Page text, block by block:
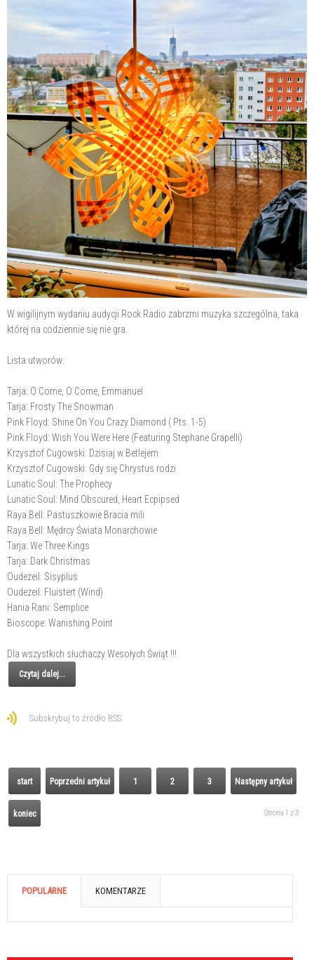
W wigilijnym wydaniu audycji Rock Radio zabrzmi muzyka szczególna, taka
której na codziennie się nie gra.
Lista utworów:
Tarja: O Come, O Come, Emmanuel
Tarja: Frosty The Snowman
Pink Floyd: Shine On You Crazy Diamond ( Pts. 1-5)
Pink Floyd: Wish You Were Here (Featuring Stephane Grapelli)
Krzysztof Cugowski: Dzisiaj w Betlejem
Krzysztof Cugowski: Gdy się Chrystus rodzi
Lunatic Soul: The Prophecy
Lunatic Soul: Mind Obscured, Heart Ecpipsed
Raya Bell: Pastuszkowie Bracia mili
Raya Bell: Mędrcy Świata Monarchowie
Tarja: We Three Kings
Tarja: Dark Christmas
Oudezeil: Sisyplus
Oudezeil: Fluistert (Wind)
Hania Rani: Semplice
Bioscope: Wanishing Point
Dla wszystkich słuchaczy Wesołych Świąt !!!
Czytaj dalej...
Subskrybuj to źródło RSS
start Poprzedni artykuł 1 2 3 Następny artykuł
koniec Strona 1 z 3
POPULARNE KOMENTARZE